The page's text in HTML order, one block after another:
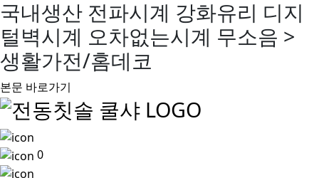
국내생산 전파시계 강화유리 디지
털벽시계 오차없는시계 무소음 >
생활가전/홈데코
본문 바로가기
0